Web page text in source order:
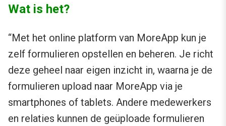
Wat is het?
“Met het online platform van MoreApp kun je
zelf formulieren opstellen en beheren. Je richt
deze geheel naar eigen inzicht in, waarna je de
formulieren upload naar MoreApp via je
smartphones of tablets. Andere medewerkers
en relaties kunnen de geüploade formulieren